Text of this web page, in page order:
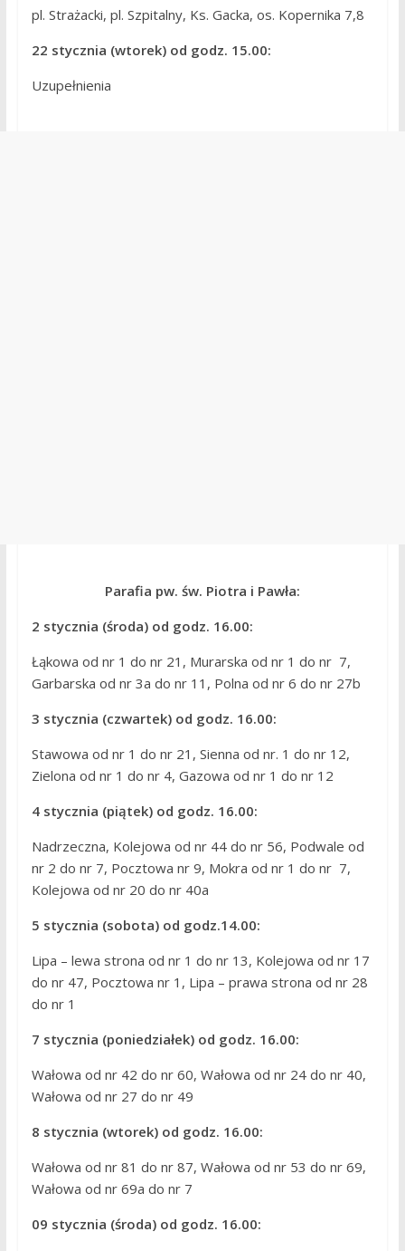
pl. Strażacki, pl. Szpitalny, Ks. Gacka, os. Kopernika 7,8
22 stycznia (wtorek) od godz. 15.00:
Uzupełnienia
Parafia pw. św. Piotra i Pawła:
2 stycznia (środa) od godz. 16.00:
Łąkowa od nr 1 do nr 21, Murarska od nr 1 do nr 7,
Garbarska od nr 3a do nr 11, Polna od nr 6 do nr 27b
3 stycznia (czwartek) od godz. 16.00:
Stawowa od nr 1 do nr 21, Sienna od nr. 1 do nr 12,
Zielona od nr 1 do nr 4, Gazowa od nr 1 do nr 12
4 stycznia (piątek) od godz. 16.00:
Nadrzeczna, Kolejowa od nr 44 do nr 56, Podwale od
nr 2 do nr 7, Pocztowa nr 9, Mokra od nr 1 do nr 7,
Kolejowa od nr 20 do nr 40a
5 stycznia (sobota) od godz.14.00:
Lipa – lewa strona od nr 1 do nr 13, Kolejowa od nr 17
do nr 47, Pocztowa nr 1, Lipa – prawa strona od nr 28
do nr 1
7 stycznia (poniedziałek) od godz. 16.00:
Wałowa od nr 42 do nr 60, Wałowa od nr 24 do nr 40,
Wałowa od nr 27 do nr 49
8 stycznia (wtorek) od godz. 16.00:
Wałowa od nr 81 do nr 87, Wałowa od nr 53 do nr 69,
Wałowa od nr 69a do nr 7
09 stycznia (środa) od godz. 16.00: